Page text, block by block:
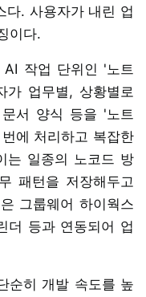
다. 사용자가 내린 업
이다.
작업 단위인 '노트
가 업무별, 상황별로
서 양식 등을 '노트
에 처리하고 복잡한
는 일종의 노코드 방
패턴을 저장해두고
그룹웨어 하이웍스
더 등과 연동되어 업
순히 개발 속도를 높